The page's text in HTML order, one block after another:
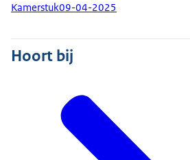
Kamerstuk09-04-2025
Hoort bij